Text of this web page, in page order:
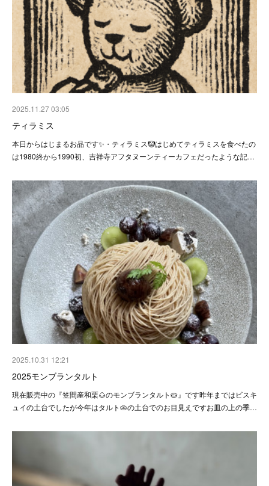
2025.11.27 03:05
ティラミス
本日からはじまるお品です✨・ティラミス🤡はじめてティラミスを食べたの
は1980終から1990初、吉祥寺アフタヌーンティーカフェだったような記…
2025.10.31 12:21
2025モンブランタルト
現在販売中の『笠間産和栗🌰のモンブランタルト🥧』です昨年まではビスキ
ュイの土台でしたが今年はタルト🥧の土台でのお目見えですお皿の上の季…